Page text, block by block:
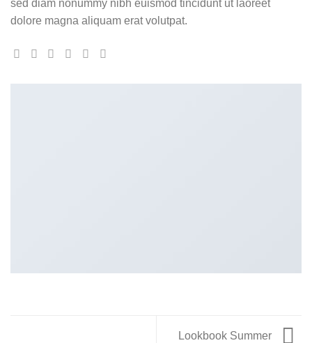
sed diam nonummy nibh euismod tincidunt ut laoreet
dolore magna aliquam erat volutpat.
Lookbook Summer